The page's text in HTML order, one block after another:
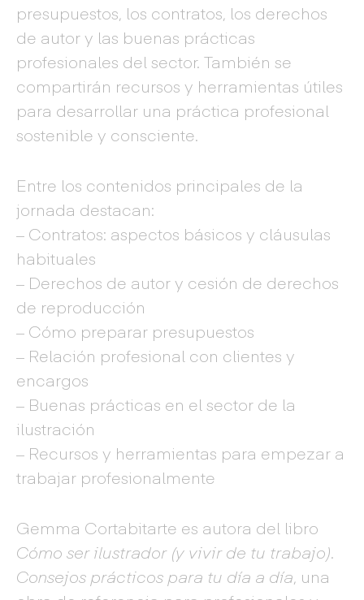
presupuestos, los contratos, los derechos
de autor y las buenas prácticas
profesionales del sector. También se
compartirán recursos y herramientas útiles
para desarrollar una práctica profesional
sostenible y consciente.
Entre los contenidos principales de la
jornada destacan:
– Contratos: aspectos básicos y cláusulas
habituales
– Derechos de autor y cesión de derechos
de reproducción
– Cómo preparar presupuestos
– Relación profesional con clientes y
encargos
– Buenas prácticas en el sector de la
ilustración
– Recursos y herramientas para empezar a
trabajar profesionalmente
Gemma Cortabitarte es autora del libro
Cómo ser ilustrador (y vivir de tu trabajo).
Consejos prácticos para tu día a día, una